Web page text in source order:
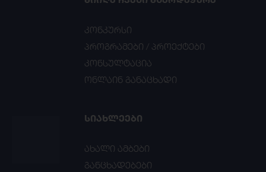
კონკურსი
პროგრამები / პროექტები
კონსულტაცია
ონლაინ განაცხადი
ᲡᲘᲐᲮᲚᲔᲔᲑᲘ
ახალი ამბები
განცხადებები